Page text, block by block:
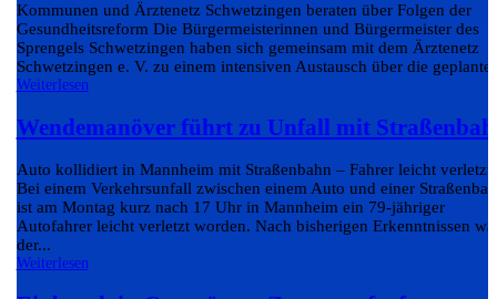
Kommunen und Ärztenetz Schwetzingen beraten über Folgen der
Gesundheitsreform Die Bürgermeisterinnen und Bürgermeister des
Sprengels Schwetzingen haben sich gemeinsam mit dem Ärztenetz
Schwetzingen e. V. zu einem intensiven Austausch über die
Weiterlesen
Wendemanöver führt zu Unfall mit
Auto kollidiert in Mannheim mit Straßenbahn – Fahrer leicht verletzt
Bei einem Verkehrsunfall zwischen einem Auto und einer
ist am Montag kurz nach 17 Uhr in Mannheim ein 79-jähriger
Autofahrer leicht verletzt worden. Nach bisherigen Erkenntnissen
der...
Weiterlesen